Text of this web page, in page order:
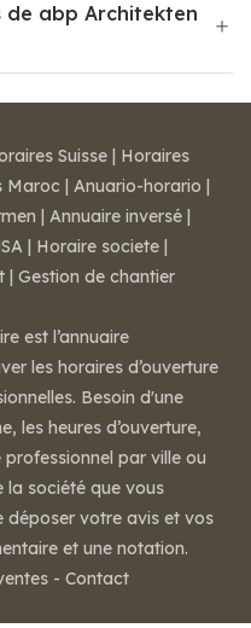
de abp Architekten
Suisse | Horaires
Maroc | Anuario-horario |
| Annuaire inversé |
| Horaire societe |
| Gestion de chantier
est l’annuaire
les horaires d’ouverture
Besoin d'une
les heures d’ouverture,
professionnel par ville ou
la société que vous
déposer votre avis et vos
et une notation.
- Contact